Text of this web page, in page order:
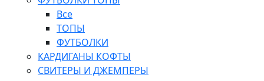
Все
ТОПЫ
ФУТБОЛКИ
КАРДИГАНЫ КОФТЫ
СВИТЕРЫ И ДЖЕМПЕРЫ